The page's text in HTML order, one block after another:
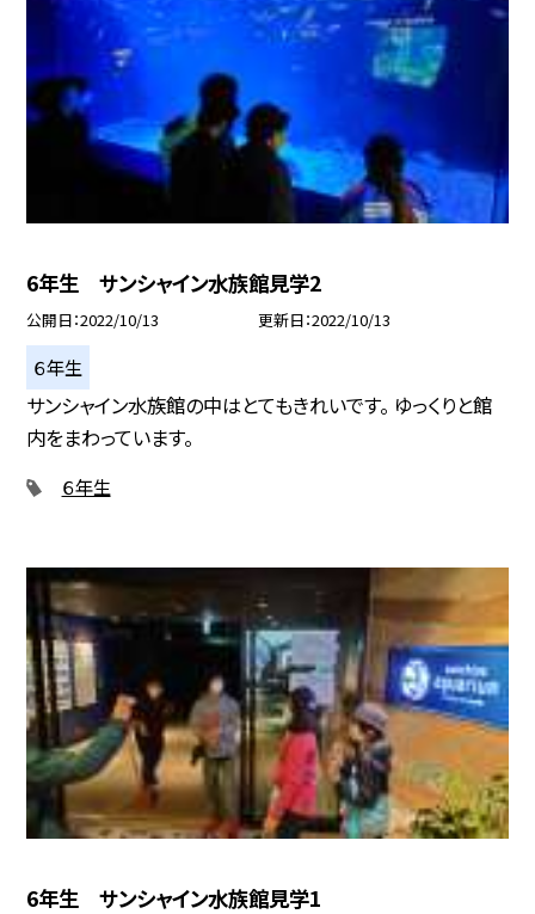
6年生 サンシャイン水族館見学2
公開日 2022/10/13 更新日 2022/10/13
６年生
サンシャイン水族館の中はとてもきれいです。 ゆっくりと館
内をまわっています。
６年生
6年生 サンシャイン水族館見学1